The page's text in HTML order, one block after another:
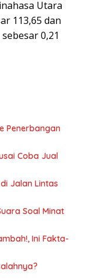
Utara
113,65 dan
0,21
Penerbangan
Coba Jual
Jalan Lintas
Soal Minat
Ini Fakta-